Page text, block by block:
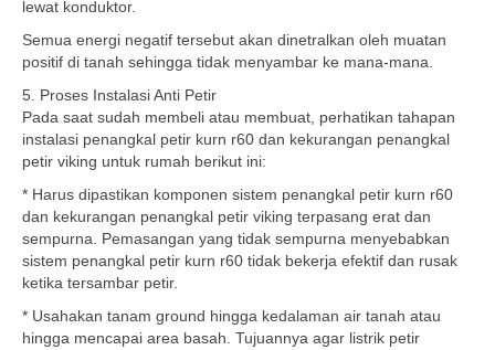
lewat konduktor.
Semua energi negatif tersebut akan dinetralkan oleh muatan
positif di tanah sehingga tidak menyambar ke mana-mana.
5. Proses Instalasi Anti Petir
Pada saat sudah membeli atau membuat, perhatikan tahapan
instalasi penangkal petir kurn r60 dan kekurangan penangkal
petir viking untuk rumah berikut ini:
* Harus dipastikan komponen sistem penangkal petir kurn r60
dan kekurangan penangkal petir viking terpasang erat dan
sempurna. Pemasangan yang tidak sempurna menyebabkan
sistem penangkal petir kurn r60 tidak bekerja efektif dan rusak
ketika tersambar petir.
* Usahakan tanam ground hingga kedalaman air tanah atau
hingga mencapai area basah. Tujuannya agar listrik petir